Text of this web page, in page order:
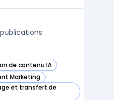
grâce à une
...
de contenu IA
catégorie
Marketing
catégorie
et transfert de
catégorie